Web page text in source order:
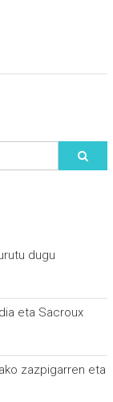
dugu
eta Sacroux
zazpigarren eta